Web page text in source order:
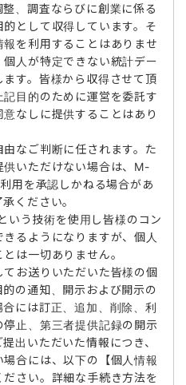
、調査ならびに創業に係る
として収得しています。そ
を利用することはありませ
人が特定できない統計デー
す。皆様から収得させて頂
目的のために運営を委託す
なしに提供することはあり
なご判断に任されます。た
いただけない場合は、M-
用を承認しかねる場合があ
ください。
う技術を使用し皆様のコン
るようになりますが、個人
は一切ありません。
お送りいただいた皆様の個
の通知、開示および開示の
には訂正、追加、削除、利
止、第三者提供記録の開示
出いただいた情報につき、
合には、以下の【個人情報
さい。詳細な手続き方法を